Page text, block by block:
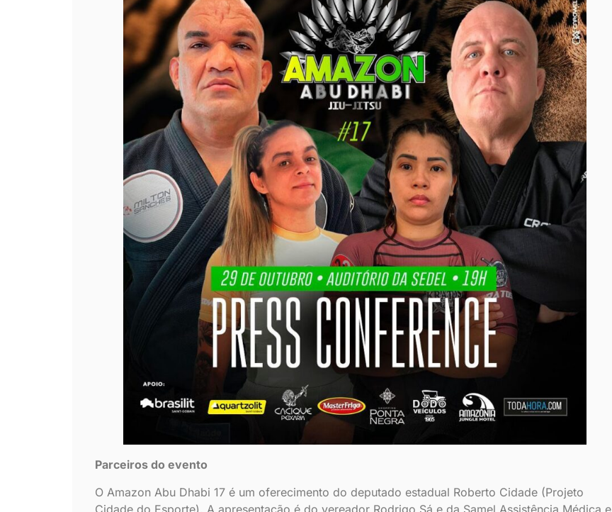
Parceiros do evento
O Amazon Abu Dhabi 17 é um oferecimento do deputado estadual Roberto Cidade (Projeto
Cidade do Esporte). A apresentação é do vereador Rodrigo Sá e da Samel Assistência Médica e